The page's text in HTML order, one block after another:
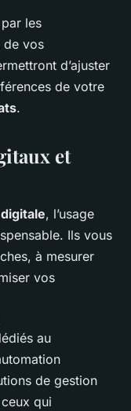
les
de vos
d’ajuster
de votre
.
et
, l’usage
Ils vous
à mesurer
vos
au
de gestion
qui